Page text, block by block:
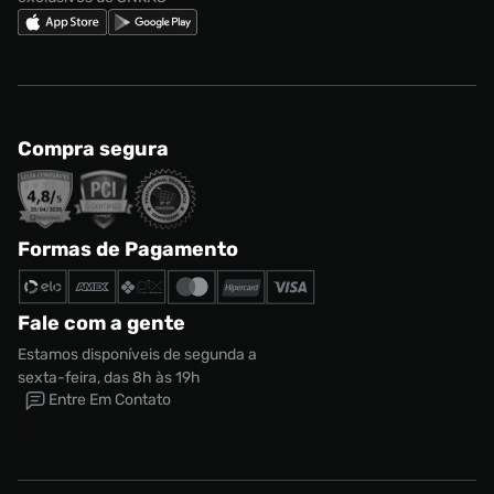
Tamanho:
Compra segura
Formas de Pagamento
Fale com a gente
Estamos disponíveis de segunda a
sexta-feira, das 8h às 19h
Entre Em Contato